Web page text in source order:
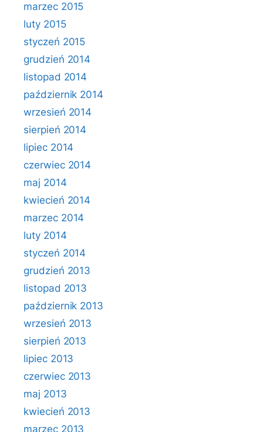
marzec 2015
luty 2015
styczeń 2015
grudzień 2014
listopad 2014
październik 2014
wrzesień 2014
sierpień 2014
lipiec 2014
czerwiec 2014
maj 2014
kwiecień 2014
marzec 2014
luty 2014
styczeń 2014
grudzień 2013
listopad 2013
październik 2013
wrzesień 2013
sierpień 2013
lipiec 2013
czerwiec 2013
maj 2013
kwiecień 2013
marzec 2013